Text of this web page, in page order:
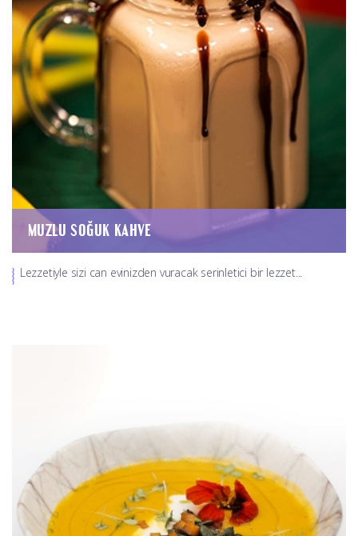
MUZLU SOĞUK KAHVE
Lezzetiyle sizi can evinizden vuracak serinletici bir lezzet...